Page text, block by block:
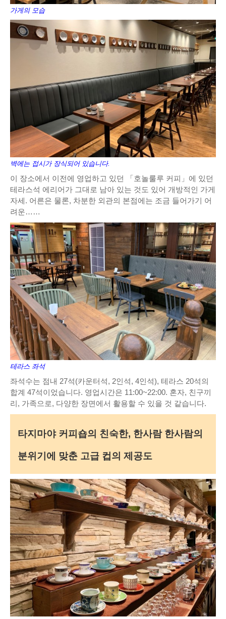
가게의 모습
벽에는 접시가 장식되어 있습니다.
이 장소에서 이전에 영업하고 있던 「호놀룰루 커피」에 있던
테라스석 에리어가 그대로 남아 있는 것도 있어 개방적인 가게
자세. 어른은 물론, 차분한 외관의 본점에는 조금 들어가기 어
려운……
테라스 좌석
좌석수는 점내 27석(카운터석, 2인석, 4인석), 테라스 20석의
합계 47석이었습니다. 영업시간은 11:00~22:00. 혼자, 친구끼
리, 가족으로, 다양한 장면에서 활용할 수 있을 것 같습니다.
타지마야 커피숍의 친숙한, 한사람 한사람의
분위기에 맞춘 고급 컵의 제공도